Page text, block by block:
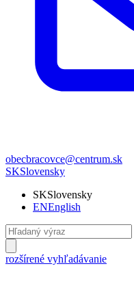
obecbracovce@centrum.sk
SKSlovensky
SKSlovensky
ENEnglish
rozšírené vyhľadávanie